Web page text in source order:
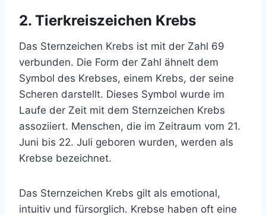
2. Tierkreiszeichen Krebs
Das Sternzeichen Krebs ist mit der Zahl 69
verbunden. Die Form der Zahl ähnelt dem
Symbol des Krebses, einem Krebs, der seine
Scheren darstellt. Dieses Symbol wurde im
Laufe der Zeit mit dem Sternzeichen Krebs
assoziiert. Menschen, die im Zeitraum vom 21.
Juni bis 22. Juli geboren wurden, werden als
Krebse bezeichnet.
Das Sternzeichen Krebs gilt als emotional,
intuitiv und fürsorglich. Krebse haben oft eine